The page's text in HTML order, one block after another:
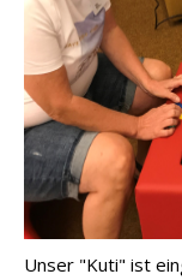
Unser "Kuti" ist